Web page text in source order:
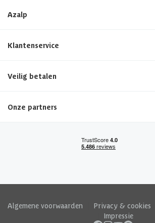
Azalp
Klantenservice
Veilig betalen
Onze partners
Algemene voorwaarden Privacy & cookies
Impressie